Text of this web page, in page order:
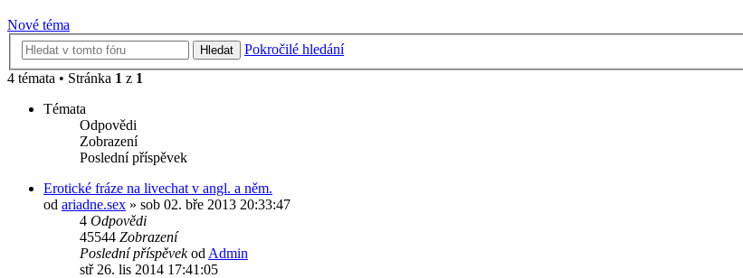
Nové téma
Hledat
Pokročilé hledání
4 témata • Stránka 1 z 1
Témata
Odpovědi
Zobrazení
Poslední příspěvek
Erotické fráze na livechat v angl. a něm.
od ariadne.sex » sob 02. bře 2013 20:33:47
4 Odpovědi
45544 Zobrazení
Poslední příspěvekod Admin
stř 26. lis 2014 17:41:05